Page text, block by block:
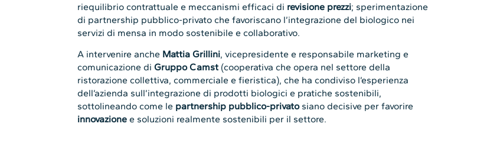
riequilibrio contrattuale e meccanismi efficaci di revisione prezzi; sperimentazione
di partnership pubblico-privato che favoriscano l’integrazione del biologico nei
servizi di mensa in modo sostenibile e collaborativo.
A intervenire anche Mattia Grillini, vicepresidente e responsabile marketing e
comunicazione diGruppo Camst (cooperativa che opera nel settore della
ristorazione collettiva, commerciale e fieristica), che ha condiviso l’esperienza
dell’azienda sull’integrazione di prodotti biologici e pratiche sostenibili,
sottolineando come le partnership pubblico-privatosiano decisive per favorire
innovazione e soluzioni realmente sostenibili per il settore.